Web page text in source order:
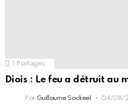
1 Partages
Diois : Le feu a détruit au
Par Guillaume Sockeel 04/08/